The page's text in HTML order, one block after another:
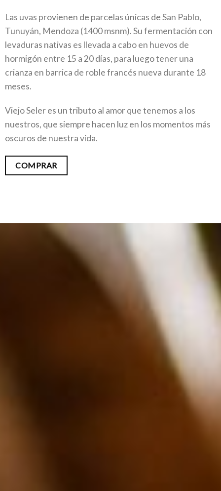
Las uvas provienen de parcelas únicas de San Pablo,
Tunuyán, Mendoza (1400 msnm). Su fermentación con
levaduras nativas es llevada a cabo en huevos de
hormigón entre 15 a 20 días, para luego tener una
crianza en barrica de roble francés nueva durante 18
meses.
Viejo Seler es un tributo al amor que tenemos a los
nuestros, que siempre hacen luz en los momentos más
oscuros de nuestra vida.
COMPRAR